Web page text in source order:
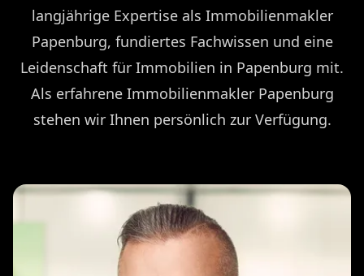
langjährige Expertise als Immobilienmakler
Papenburg, fundiertes Fachwissen und eine
Leidenschaft für Immobilien in Papenburg mit.
Als erfahrene Immobilienmakler Papenburg
stehen wir Ihnen persönlich zur Verfügung.